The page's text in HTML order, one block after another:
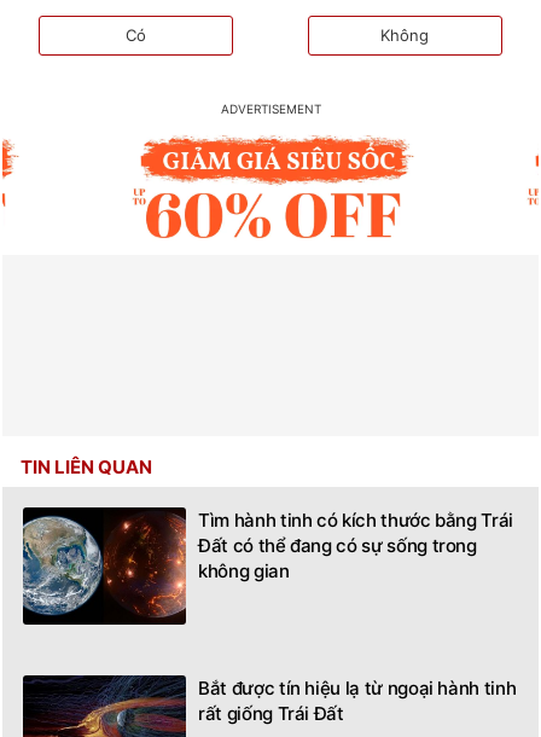
Có Không
TIN LIÊN QUAN
Tìm hành tinh có kích thước bằng Trái
Đất có thể đang có sự sống trong
không gian
Bắt được tín hiệu lạ từ ngoại hành tinh
rất giống Trái Đất